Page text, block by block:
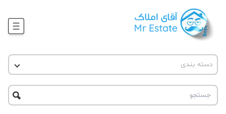
آموزش املاک
حقوقی
دسته بندی
آقای مشاور املاک
آکادمی آقای املاک
آموزش املاک